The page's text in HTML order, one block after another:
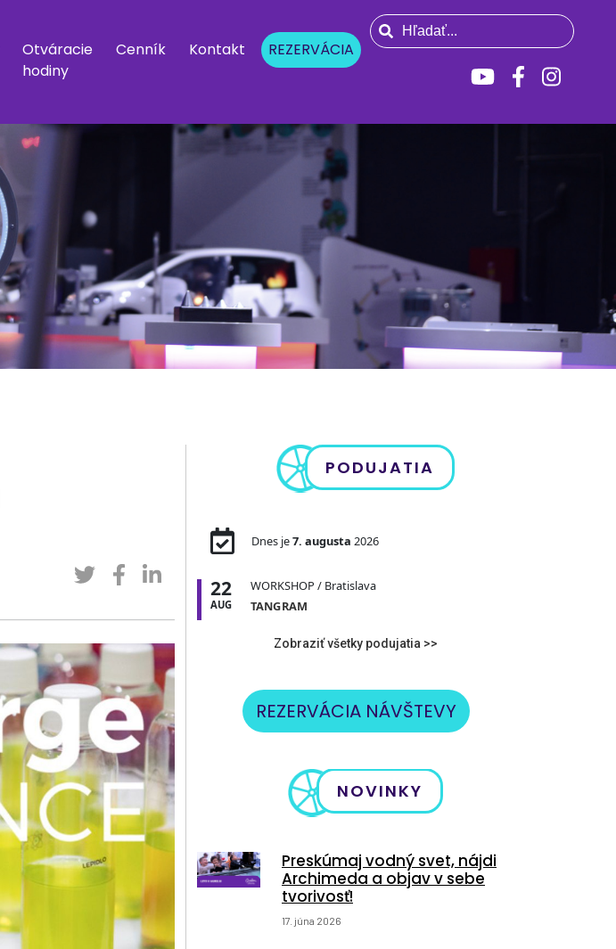
Otváracie
hodiny
Cenník Kontakt REZERVÁCIA
PODUJATIA
Dnes je7. augusta 2026
22
AUG
WORKSHOP / Bratislava
TANGRAM
Zobraziť všetky podujatia >>
REZERVÁCIA NÁVŠTEVY
NOVINKY
Preskúmaj vodný svet, nájdi
Archimeda a objav v sebe
tvorivosť!
17. júna 2026